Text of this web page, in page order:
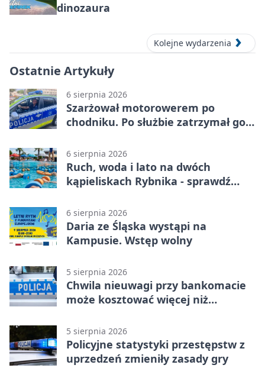
dinozaura
Kolejne wydarzenia
Ostatnie Artykuły
6 sierpnia 2026
Szarżował motorowerem po
chodniku. Po służbie zatrzymał go
6 sierpnia 2026
Ruch, woda i lato na dwóch
kąpieliskach Rybnika - sprawdź
6 sierpnia 2026
Daria ze Śląska wystąpi na
Kampusie. Wstęp wolny
5 sierpnia 2026
Chwila nieuwagi przy bankomacie
może kosztować więcej niż
5 sierpnia 2026
Policyjne statystyki przestępstw z
uprzedzeń zmieniły zasady gry